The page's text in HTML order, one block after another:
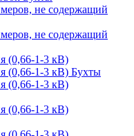
не содержащий
не содержащий
(0,66-1-3 кВ)
(0,66-1-3 кВ) Бухты
(0,66-1-3 кВ)
(0,66-1-3 кВ)